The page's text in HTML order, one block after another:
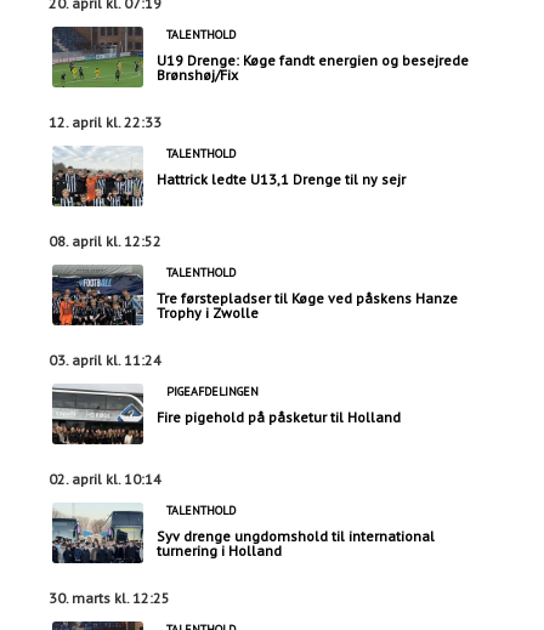
TALENTHOLD
U19 Drenge: Køge fandt energien og besejrede
Brønshøj/Fix
12. april kl. 22:33
TALENTHOLD
Hattrick ledte U13,1 Drenge til ny sejr
08. april kl. 12:52
TALENTHOLD
Tre førstepladser til Køge ved påskens Hanze
Trophy i Zwolle
03. april kl. 11:24
PIGEAFDELINGEN
Fire pigehold på påsketur til Holland
02. april kl. 10:14
TALENTHOLD
Syv drenge ungdomshold til international
turnering i Holland
30. marts kl. 12:25